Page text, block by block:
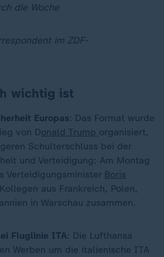
die Woche
im ZDF-
wichtig ist
Europas: Das Format wurde
von Donald Trump organisiert,
Schulterschluss bei der
und Verteidigung: Am Montag
Verteidigungsminister Boris
aus Frankreich, Polen,
in Warschau zusammen.
Fluglinie ITA: Die Lufthansa
Werben um die italienische ITA